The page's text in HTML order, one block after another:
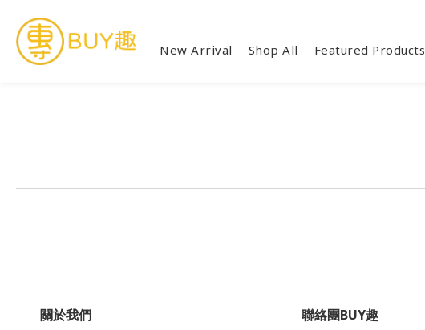
New Arrival Shop All Featured Products
關於我們 聯絡團BUY趣